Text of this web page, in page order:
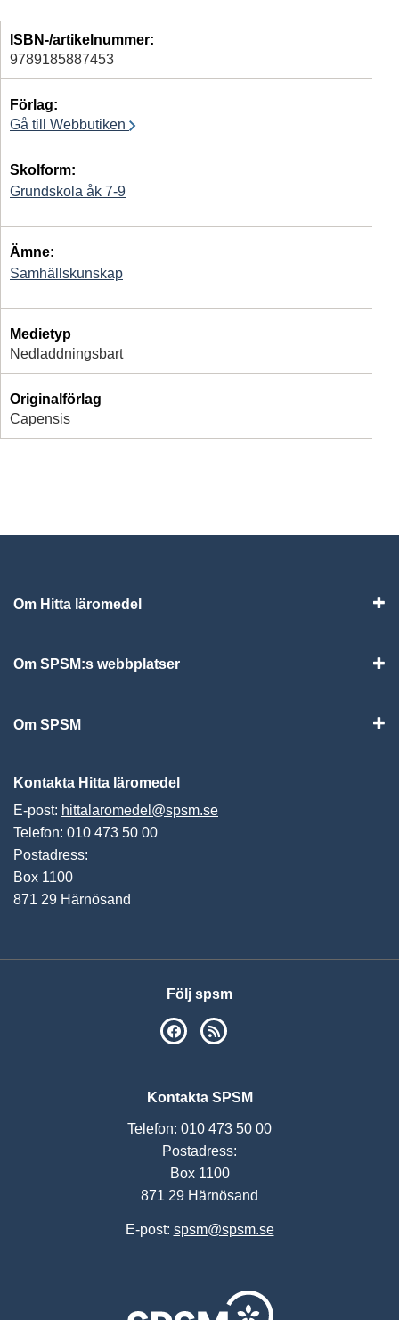
ISBN-/artikelnummer:
9789185887453
Förlag:
Gå till Webbutiken
Skolform:
Grundskola åk 7-9
Ämne:
Samhällskunskap
Medietyp
Nedladdningsbart
Originalförlag
Capensis
Om Hitta läromedel
Om SPSM:s webbplatser
Om SPSM
Kontakta Hitta läromedel
E-post: hittalaromedel@spsm.se
Telefon: 010 473 50 00
Postadress:
Box 1100
871 29 Härnösand
Följ spsm
SPSM på Facebook
Kontakta SPSM
Telefon: 010 473 50 00
Postadress:
Box 1100
871 29 Härnösand
E-post: spsm@spsm.se